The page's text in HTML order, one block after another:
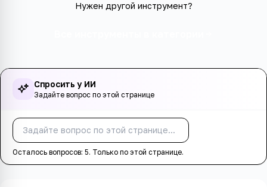
Нужен другой инструмент?
Спросить у ИИ
Задайте вопрос по этой странице
Осталось вопросов: 5. Только по этой странице.